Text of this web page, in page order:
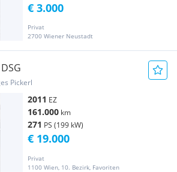
Privat
2700 Wiener Neustadt
€ 3.000
Pickerl
2011 EZ
161.000 km
271 PS (199 kW)
Privat
1100 Wien, 10. Bezirk, Favoriten
€ 19.000